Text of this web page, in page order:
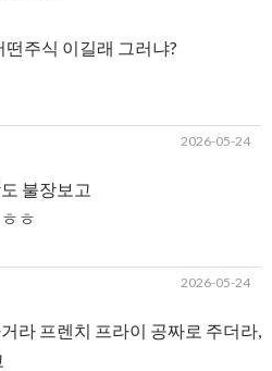
주식 이길래 그러냐?
2026-05-24
불장보고
ㅎ
2026-05-24
라 프렌치 프라이 공짜로 주더라,